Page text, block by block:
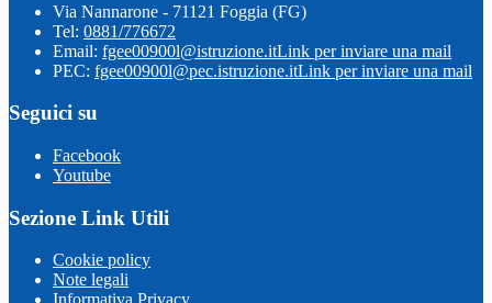
Via Nannarone - 71121 Foggia (FG)
Tel: 0881/776672
Email: fgee00900l@istruzione.itLink per inviare una mail
PEC: fgee00900l@pec.istruzione.itLink per inviare una mail
Seguici su
Facebook
Youtube
Sezione Link Utili
Cookie policy
Note legali